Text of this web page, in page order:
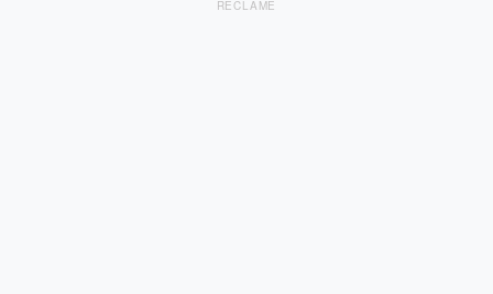
RECLAME